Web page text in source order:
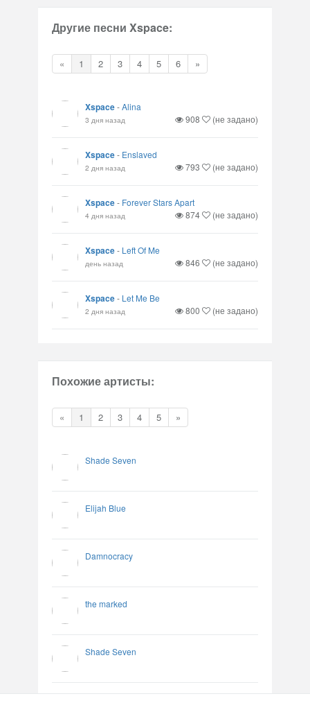
Другие песни Xspace:
« 1 2 3 4 5 6 »
Xspace-Alina
3 дня назад 908 (не задано)
Xspace- Enslaved
2 дня назад 793 (не задано)
Xspace- Forever Stars Apart
4 дня назад 874 (не задано)
Xspace- Left Of Me
день назад 846 (не задано)
Xspace- Let Me Be
2 дня назад 800 (не задано)
Похожие артисты:
« 1 2 3 4 5 »
Shade Seven
Elijah Blue
Damnocracy
the marked
Shade Seven